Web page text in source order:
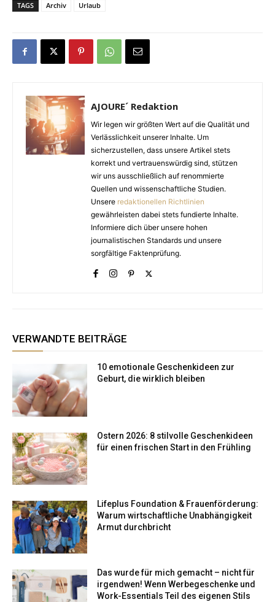
TAGS Archiv Urlaub
AJOURE´ Redaktion
Wir legen wir größten Wert auf die Qualität und
Verlässlichkeit unserer Inhalte. Um
sicherzustellen, dass unsere Artikel stets
korrekt und vertrauenswürdig sind, stützen
wir uns ausschließlich auf renommierte
Quellen und wissenschaftliche Studien.
Unsere redaktionellen Richtlinien
gewährleisten dabei stets fundierte Inhalte.
Informiere dich über unsere hohen
journalistischen Standards und unsere
sorgfältige Faktenprüfung.
VERWANDTE BEITRÄGE
10 emotionale Geschenkideen zur
Geburt, die wirklich bleiben
Ostern 2026: 8 stilvolle Geschenkideen
für einen frischen Start in den Frühling
Lifeplus Foundation & Frauenförderung:
Warum wirtschaftliche Unabhängigkeit
Armut durchbricht
Das wurde für mich gemacht – nicht für
irgendwen! Wenn Werbegeschenke und
Work-Essentials Teil des eigenen Stils